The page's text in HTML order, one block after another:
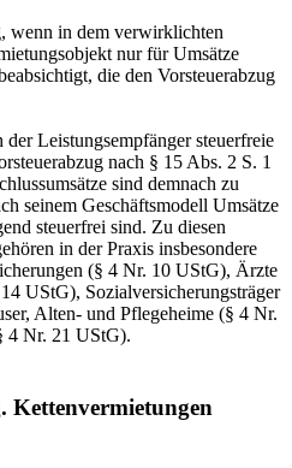
wenn in dem verwirklichten
nur für Umsätze
die den Vorsteuerabzug
Leistungsempfänger steuerfreie
nach § 15 Abs. 2 S. 1
sind demnach zu
seinem Geschäftsmodell Umsätze
steuerfrei sind. Zu diesen
in der Praxis insbesondere
(§ 4 Nr. 10 UStG), Ärzte
UStG), Sozialversicherungsträger
Alten- und Pflegeheime (§ 4 Nr.
4 Nr. 21 UStG).
Kettenvermietungen